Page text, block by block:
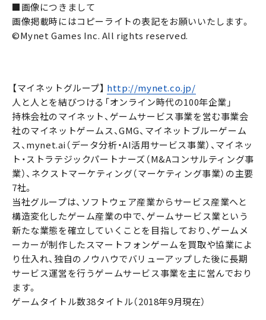
■画像につきまして
画像掲載時にはコピーライトの表記をお願いいたします。
©Mynet Games Inc. All rights reserved.
【マイネットグループ】 http://mynet.co.jp/
人と人とを結びつける「オンライン時代の100年企業」
持株会社のマイネット、ゲームサービス事業を営む事業会
社のマイネットゲームス、GMG、マイネットブルーゲーム
ス、mynet.ai（データ分析・AI活用サービス事業）、マイネッ
ト・ストラテジックパートナーズ（M&Aコンサルティング事
業）、ネクストマーケティング（マーケティング事業）の主要
7社。
当社グループは、ソフトウェア産業からサービス産業へと
構造変化したゲーム産業の中で、ゲームサービス業という
新たな業態を確立していくことを目指しており、ゲームメ
ーカーが制作したスマートフォンゲームを買取や協業によ
り仕入れ、独自のノウハウでバリューアップした後に長期
サービス運営を行うゲームサービス事業を主に営んでおり
ます。
ゲームタイトル数38タイトル（2018年9月現在）